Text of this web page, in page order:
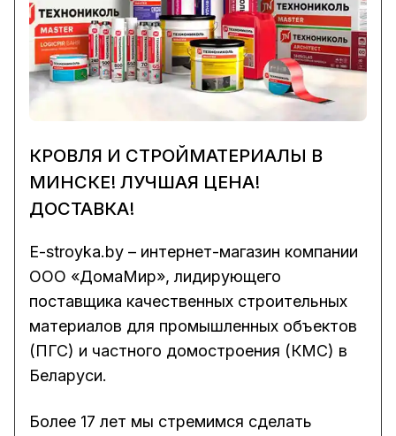
КРОВЛЯ И СТРОЙМАТЕРИАЛЫ В
МИНСКЕ! ЛУЧШАЯ ЦЕНА!
ДОСТАВКА!
E-stroyka.by – интернет-магазин компании
ООО «ДомаМир», лидирующего
поставщика качественных строительных
материалов для промышленных объектов
(ПГС) и частного домостроения (КМС) в
Беларуси.
Более 17 лет мы стремимся сделать